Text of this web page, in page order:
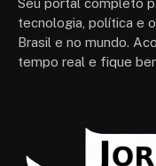
tecnologia, política e
Brasil e no mundo.
tempo real e fique